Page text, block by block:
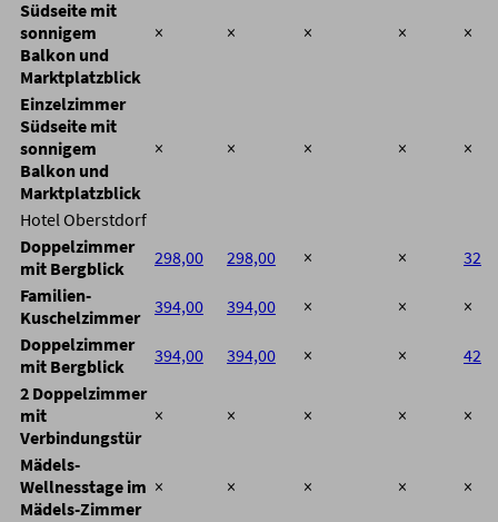
Südseite mit
sonnigem
Balkon und
Marktplatzblick
× × × × ×
Einzelzimmer
Südseite mit
sonnigem
Balkon und
Marktplatzblick
× × × × ×
Hotel Oberstdorf
Doppelzimmer
mit Bergblick
298,00 298,00 × ×
Familien-
Kuschelzimmer
394,00 394,00 × ×
×
Doppelzimmer
mit Bergblick
394,00 394,00 × ×
2 Doppelzimmer
mit
Verbindungstür
× × × × ×
Mädels-
Wellnesstage im
Mädels-Zimmer
× × × × ×